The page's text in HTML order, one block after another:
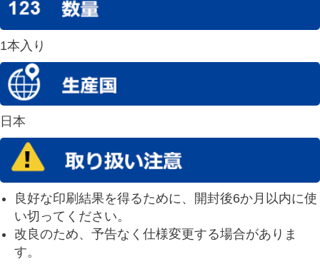
1本入り
日本
良好な印刷結果を得るために、開封後6か月以内に使
い切ってください。
改良のため、予告なく仕様変更する場合がありま
す。